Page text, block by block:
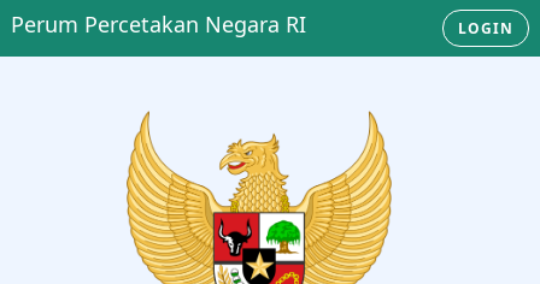
Perum Percetakan Negara RI LOGIN